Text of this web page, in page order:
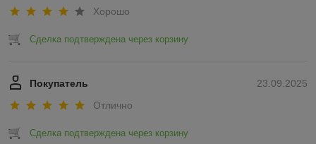
Хорошо
Сделка подтверждена через корзину
23.09.2025
Покупатель
Отлично
Сделка подтверждена через корзину